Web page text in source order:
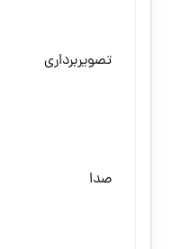
تصویربرداری
صدا